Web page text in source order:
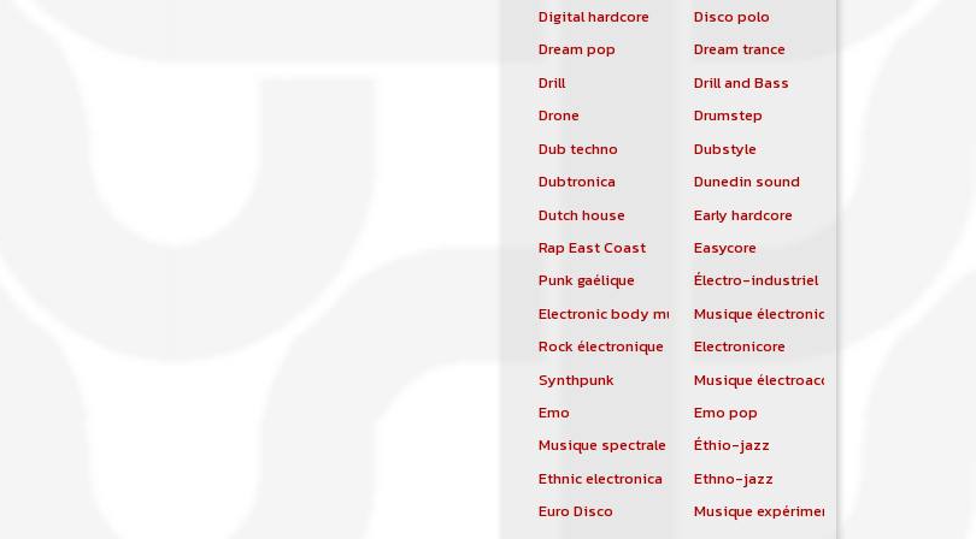
Digital hardcore
Disco polo
Dream pop
Dream trance
Drill
Drill and Bass
Drone
Drumstep
Dub techno
Dubstyle
Dubtronica
Dunedin sound
Dutch house
Early hardcore
Rap East Coast
Easycore
Punk gaélique
Électro-industriel
Electronic body musicMusique électronique
Rock électronique
Electronicore
Synthpunk
Musique électroacoustique
Emo
Emo pop
Musique spectrale
Éthio-jazz
Ethnic electronica
Ethno-jazz
Euro Disco
Musique expérimentale